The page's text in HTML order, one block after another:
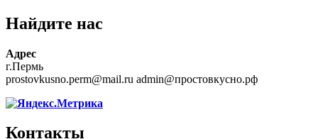
Найдите нас
Адрес
г.Пермь
prostovkusno.perm@mail.ru admin@простовкусно.рф
Контакты